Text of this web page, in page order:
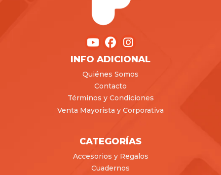
INFO ADICIONAL
Quiénes Somos
Contacto
Términos y Condiciones
Venta Mayorista y Corporativa
CATEGORÍAS
Accesorios y Regalos
Cuadernos